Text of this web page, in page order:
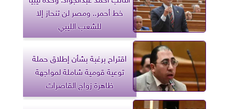
خط أحمر.. ومصر لن تنحاز إلا
للشعب الليبي
اقتراح برغبة بشأن إطلاق حملة
توعية قومية شاملة لمواجهة
ظاهرة زواج القاصرات